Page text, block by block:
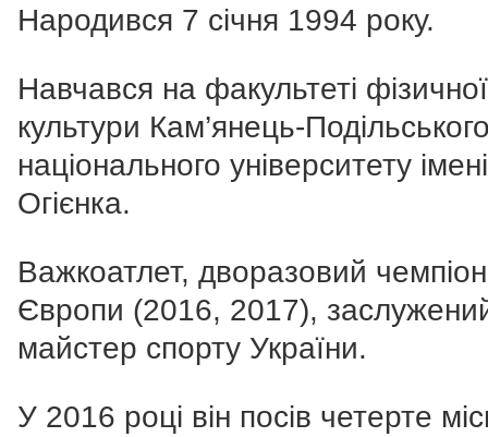
Народився 7 січня 1994 року.
Навчався на факультеті фізичної
культури Кам’янець-
національного університету
Огієнка.
Важкоатлет, дворазовий чемпіон
Європи (2016, 2017),
майстер спорту України.
У 2016 році він посів четерте